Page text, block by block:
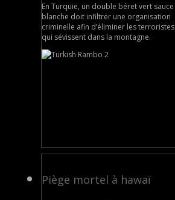
En Turquie, un double béret vert sauce
blanche doit infiltrer une organisation
criminelle afin d’éliminer les terroristes
qui sévissent dans la montagne.
Piège mortel à hawaï